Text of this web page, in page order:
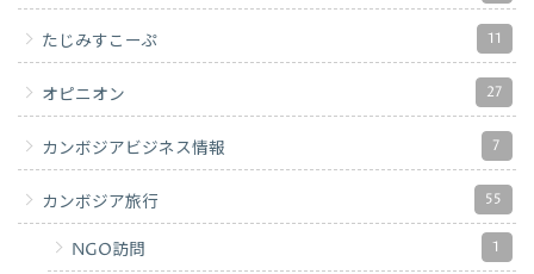
たじみすこーぷ 11
オピニオン 27
カンボジアビジネス情報 7
カンボジア旅行 55
NGO訪問 1